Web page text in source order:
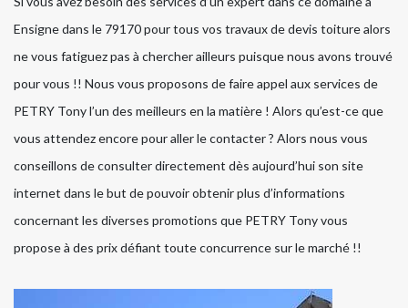
Ensigne dans le 79170 pour tous vos travaux de devis toiture alors
ne vous fatiguez pas à chercher ailleurs puisque nous avons trouvé
pour vous !! Nous vous proposons de faire appel aux services de
PETRY Tony l’un des meilleurs en la matière ! Alors qu’est-ce que
vous attendez encore pour aller le contacter ? Alors nous vous
conseillons de consulter directement dès aujourd’hui son site
internet dans le but de pouvoir obtenir plus d’informations
concernant les diverses promotions que PETRY Tony vous
propose à des prix défiant toute concurrence sur le marché !!